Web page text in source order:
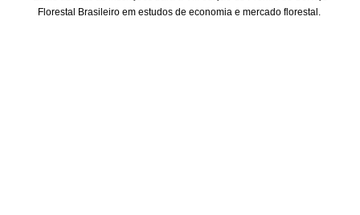
Florestal Brasileiro em estudos de economia e mercado florestal.